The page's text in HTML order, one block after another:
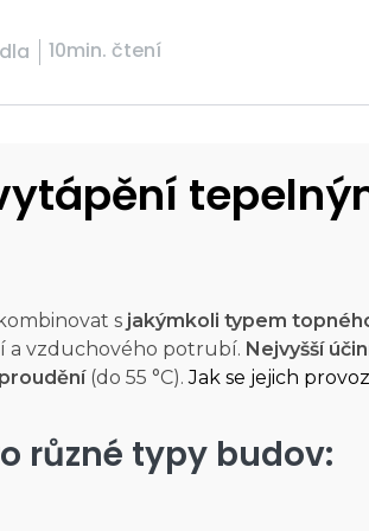
10min. čtení
s jakýmkoli typem
a vzduchového potrubí. Nejvyšší
(do 55 °C).Jak se jejich
různé typy budov: